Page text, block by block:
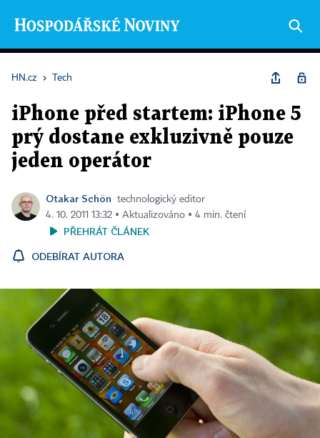
HN.cz › Tech
iPhone před startem: iPhone 5
prý dostane exkluzivně pouze
jeden operátor
Otakar Schön
technologický editor
4. 10. 2011 13:32 ▪ Aktualizováno ▪ 4 min. čtení
PŘEHRÁT ČLÁNEK
ODEBÍRAT AUTORA